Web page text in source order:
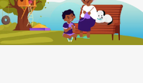
Escala de grises